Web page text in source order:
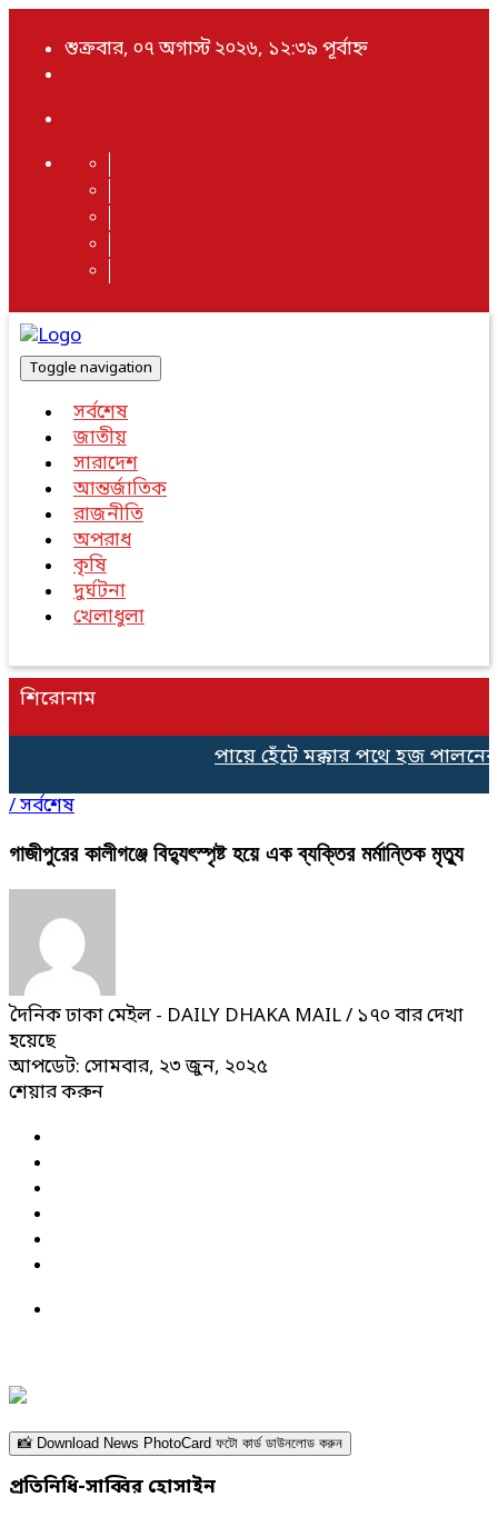
শুক্রবার, ০৭ অগাস্ট ২০২৬, ১২:৩৯ পূর্বাহ্ন
Toggle navigation
সর্বশেষ
জাতীয়
সারাদেশ
আন্তর্জাতিক
রাজনীতি
অপরাধ
কৃষি
দুর্ঘটনা
খেলাধুলা
শিরোনাম
পায়ে হেঁটে মক্কার পথে হজ
/সর্বশেষ
গাজীপুরের কালীগঞ্জে বিদ্যুৎস্পৃষ্ট হয়ে এক ব্যক্তির মর্মান্তিক মৃত্যু
দৈনিক ঢাকা মেইল - DAILY DHAKA MAIL/ ১৭০ বার দেখা
হয়েছে
আপডেট: সোমবার, ২৩ জুন, ২০২৫
শেয়ার করুন
📸 Download News PhotoCard ফটো কার্ড ডাউনলোড করুন
প্রতিনিধি-সাব্বির হোসাইন